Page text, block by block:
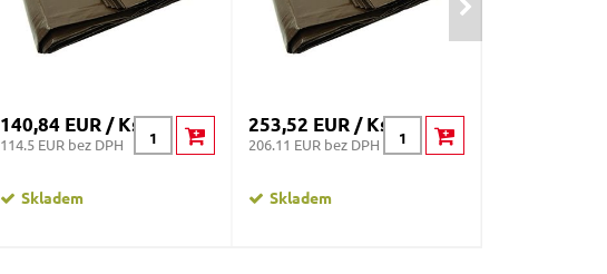
140,84 EUR / Ks
114.5 EUR bez DPH
Skladem
253,52 EUR / Ks
206.11 EUR bez DPH
Skladem